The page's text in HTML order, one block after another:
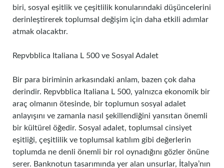
biri, sosyal eşitlik ve çeşitlilik konularındaki düşüncelerini
derinleştirerek toplumsal değişim için daha etkili adımlar
atmak olacaktır.
Repvbblica Italiana L 500 ve Sosyal Adalet
Bir para biriminin arkasındaki anlam, bazen çok daha
derindir. Repvbblica Italiana L 500, yalnızca ekonomik bir
araç olmanın ötesinde, bir toplumun sosyal adalet
anlayışını ve zamanla nasıl şekillendiğini yansıtan önemli
bir kültürel öğedir. Sosyal adalet, toplumsal cinsiyet
eşitliği, çeşitlilik ve toplumsal katılım gibi değerlerin
toplumda ne denli önemli bir rol oynadığını gözler önüne
serer. Banknotun tasarımında yer alan unsurlar, İtalya’nın